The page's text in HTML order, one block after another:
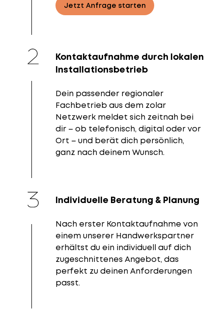
Jetzt Anfrage starten
Kontaktaufnahme durch lokalen
Installationsbetrieb
Dein passender regionaler
Fachbetrieb aus dem zolar
Netzwerk meldet sich zeitnah bei
dir – ob telefonisch, digital oder vor
Ort – und berät dich persönlich,
ganz nach deinem Wunsch.
Individuelle Beratung & Planung
Nach erster Kontaktaufnahme von
einem unserer Handwerkspartner
erhältst du ein individuell auf dich
zugeschnittenes Angebot, das
perfekt zu deinen Anforderungen
passt.